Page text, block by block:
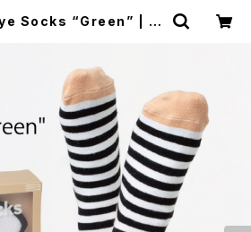
Socks “Green” | W